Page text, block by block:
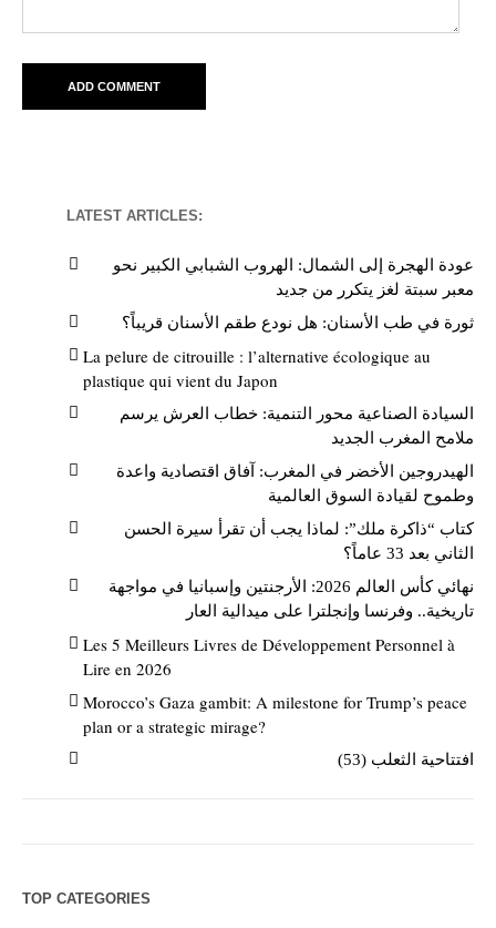
LATEST ARTICLES:
عودة الهجرة إلى الشمال: الهروب الشبابي الكبير نحو
معبر سبتة لغز يتكرر من جديد
ثورة في طب الأسنان: هل نودع طقم الأسنان قريباً؟
La pelure de citrouille : l’alternative écologique au
plastique qui vient du Japon
السيادة الصناعية محور التنمية: خطاب العرش يرسم
ملامح المغرب الجديد
الهيدروجين الأخضر في المغرب: آفاق اقتصادية واعدة
وطموح لقيادة السوق العالمية
كتاب “ذاكرة ملك”: لماذا يجب أن تقرأ سيرة الحسن
الثاني بعد 33 عاماً؟
نهائي كأس العالم 2026: الأرجنتين وإسبانيا في مواجهة
تاريخية.. وفرنسا وإنجلترا على ميدالية العار
Les 5 Meilleurs Livres de Développement Personnel à
Lire en 2026
Morocco’s Gaza gambit: A milestone for Trump’s peace
plan or a strategic mirage?
افتتاحية الثعلب (53)
TOP CATEGORIES